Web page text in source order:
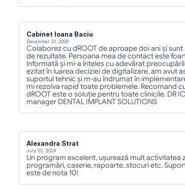
Cabinet Ioana Baciu
December 21, 2020
Colaborez cu dROOT de aproape doi ani și
de rezultate. Persoana mea de contact este
informată și mi-a înteles cu adevărat
ezitat în luarea deciziei de digitalizare, am avut
suportul tehnic și m-au îndrumat în
mi rezolva rapid toate problemele. Recomand
dROOT este o soluție pentru toate clinicile. DR
manager DENTAL IMPLANT SOLUTIONS
Alexandra Strat
July 23, 2024
Un program excelent, ușurează mult activitatea
programări, caserie, rapoarte, stocuri etc.
este de nota 10!